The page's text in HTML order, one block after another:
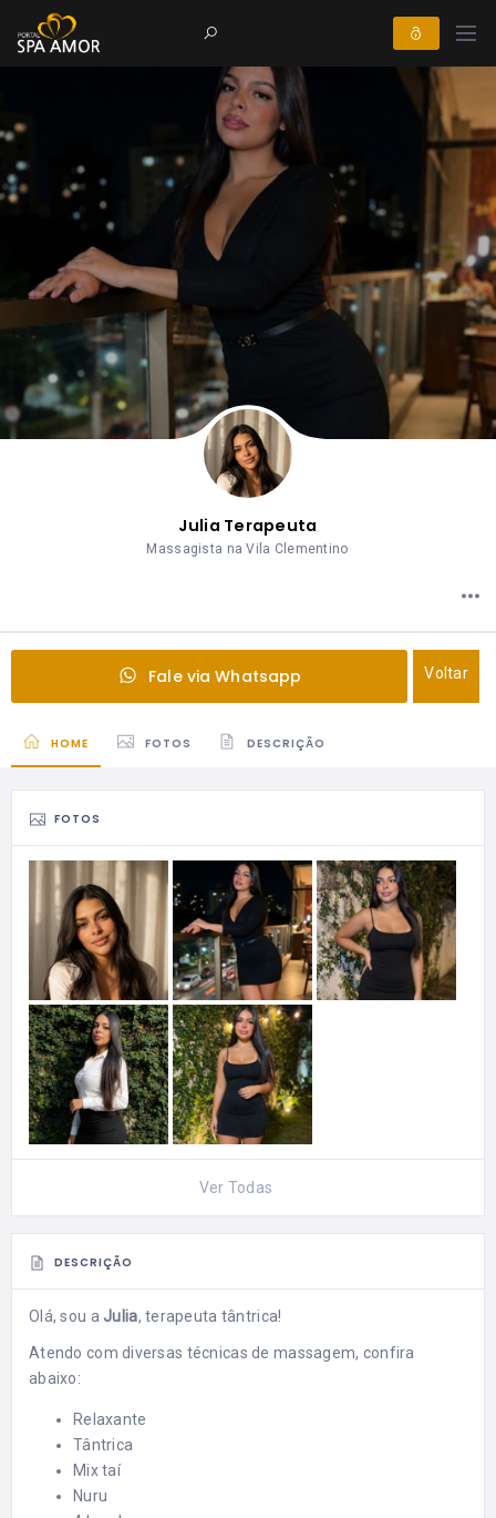
Julia Terapeuta
Massagista na Vila Clementino
Fale via Whatsapp Voltar
HOME FOTOS DESCRIÇÃO
FOTOS
Ver Todas
DESCRIÇÃO
Olá, sou a Julia, terapeuta tântrica!
Atendo com diversas técnicas de massagem, confira
abaixo:
Relaxante
Tântrica
Mix taí
Nuru